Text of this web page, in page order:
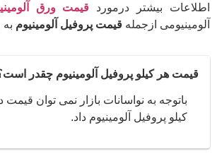
اطلاعات بیشتر درمورد قیمت ورق
آلومینیومی ازجمله قیمت پروفیل آلومینیوم
قیمت هر کیلو پروفیل آلومینیوم چقدر
باتوجه به نواسانات بازار نمی توان قیمت
کیلو پروفیل آلومینیوم داد.